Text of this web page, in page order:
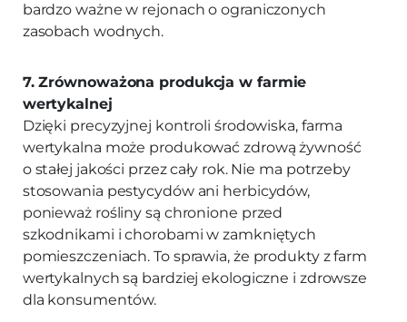
bardzo ważne w rejonach o ograniczonych
zasobach wodnych.
7. Zrównoważona produkcja w farmie
wertykalnej
Dzięki precyzyjnej kontroli środowiska, farma
wertykalna może produkować zdrową żywność
o stałej jakości przez cały rok. Nie ma potrzeby
stosowania pestycydów ani herbicydów,
ponieważ rośliny są chronione przed
szkodnikami i chorobami w zamkniętych
pomieszczeniach. To sprawia, że produkty z farm
wertykalnych są bardziej ekologiczne i zdrowsze
dla konsumentów.